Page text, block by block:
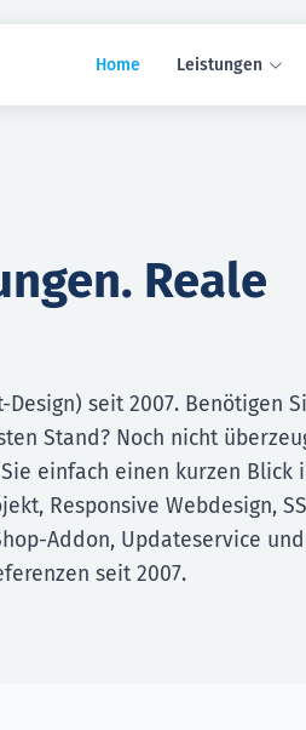
Home Leistungen
Reale
seit 2007. Benötigen
Stand? Noch nicht
einfach einen kurzen Blick
Responsive Webdesign,
Addon, Updateservice und
seit 2007.